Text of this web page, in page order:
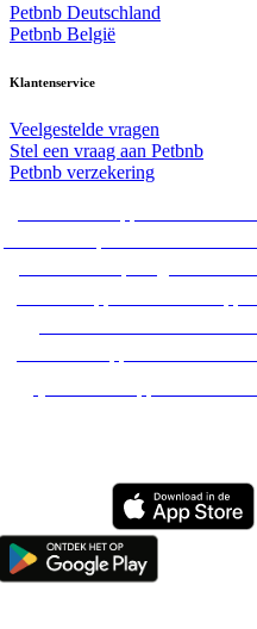
Petbnb Deutschland
Petbnb België
Klantenservice
Veelgestelde vragen
Stel een vraag aan Petbnb
Petbnb verzekering